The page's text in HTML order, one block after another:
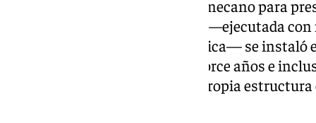
conceptual Éxodo de Gibraltar mecano para
Tras ganar el certamen, la obra —ejecutada
madera y capas de pintura acrílica— se instaló
aduana, donde permaneció catorce años e
funcionarios al integrar en su propia estructura